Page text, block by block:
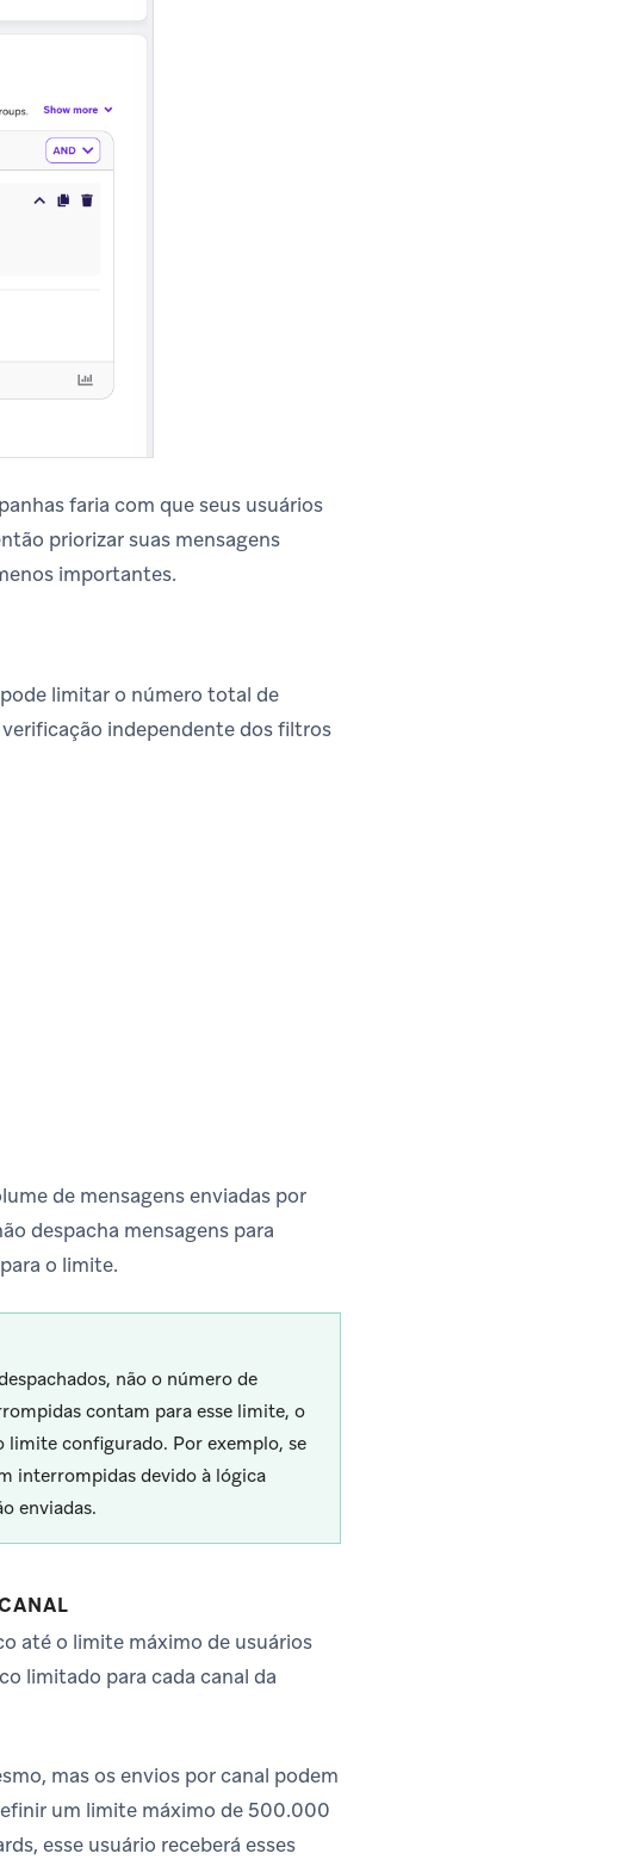
faria com que seus usuários
priorizar suas mensagens
importantes.
limitar o número total de
independente dos filtros
de mensagens enviadas por
despacha mensagens para
o limite.
não o número de
contam para esse limite, o
limite configurado. Por exemplo, se
interrompidas devido à lógica
enviadas.
até o limite máximo de usuários
limitado para cada canal da
mas os envios por canal podem
um limite máximo de 500.000
esse usuário receberá esses